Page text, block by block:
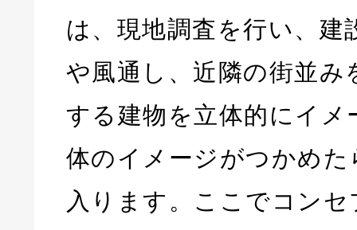
は、現地調査を行い、建
や風通し、近隣の街並み
する建物を立体的にイメ
体のイメージがつかめ
入ります。ここでコン